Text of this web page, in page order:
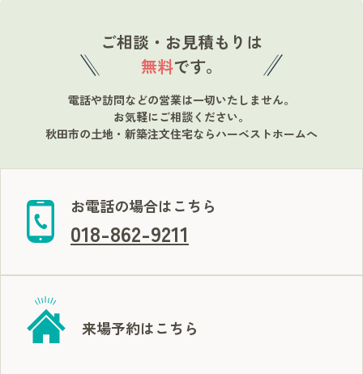
ご相談・お見積もりは
無料です。
電話や訪問などの営業は一切いたしません。
お気軽にご相談ください。
秋田市の土地・新築注文住宅ならハーベストホームへ
お電話の場合はこちら
018-862-9211
来場予約はこちら